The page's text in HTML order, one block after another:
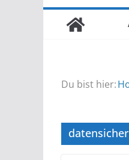
Du bist hier: